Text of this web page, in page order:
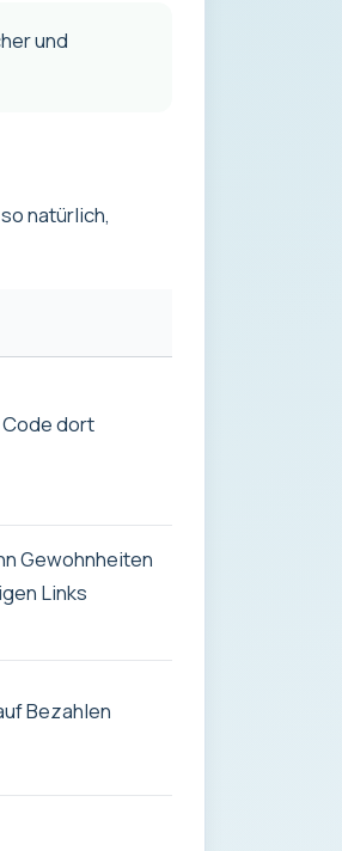
und
natürlich,
Code dort
Gewohnheiten
Links
Bezahlen